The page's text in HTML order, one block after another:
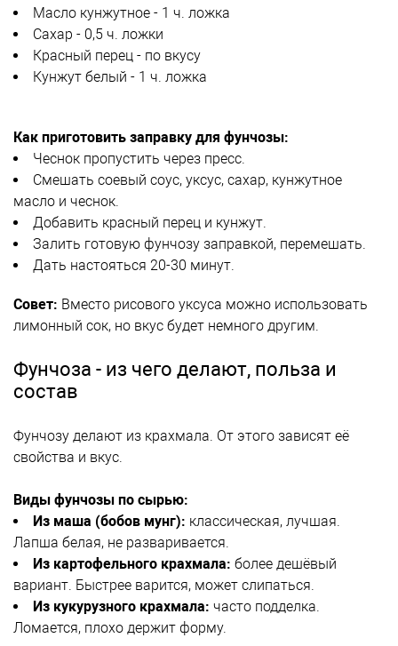
Масло кунжутное - 1 ч. ложка
Сахар - 0,5 ч. ложки
Красный перец - по вкусу
Кунжут белый - 1 ч. ложка
Как приготовить заправку для фунчозы:
Чеснок пропустить через пресс.
Смешать соевый соус, уксус, сахар, кунжутное
масло и чеснок.
Добавить красный перец и кунжут.
Залить готовую фунчозу заправкой, перемешать.
Дать настояться 20-30 минут.
Совет: Вместо рисового уксуса можно использовать
лимонный сок, но вкус будет немного другим.
Фунчоза - из чего делают, польза и
состав
Фунчозу делают из крахмала. От этого зависят её
свойства и вкус.
Виды фунчозы по сырью:
Из маша (бобов мунг): классическая, лучшая.
Лапша белая, не разваривается.
Из картофельного крахмала: более дешёвый
вариант. Быстрее варится, может слипаться.
Из кукурузного крахмала: часто подделка.
Ломается, плохо держит форму.